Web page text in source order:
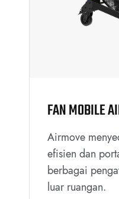
FAN MOBILE
Airmove
efisien dan
berbagai
luar ruangan.